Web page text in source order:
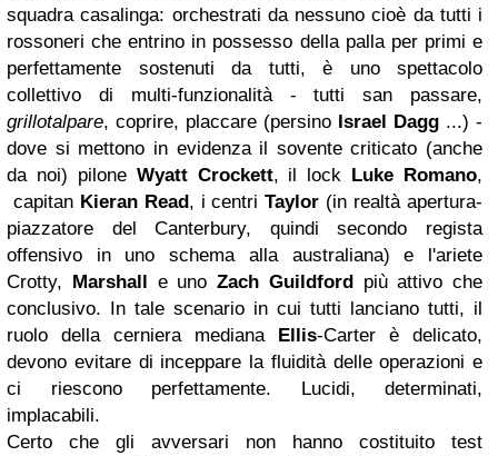
squadra casalinga: orchestrati da nessuno cioè da tutti i
rossoneri che entrino in possesso della palla per primi e
perfettamente sostenuti da tutti, è uno spettacolo
collettivo di multi-funzionalità - tutti san passare,
grillotalpare, coprire, placcare (persino Israel Dagg ...) -
dove si mettono in evidenza il sovente criticato (anche
da noi) pilone Wyatt Crockett, il lock Luke Romano,
capitan Kieran Read, i centriTaylor (in realtà apertura-
piazzatore del Canterbury, quindi secondo regista
offensivo in uno schema alla australiana) e l'ariete
Crotty, Marshall e uno Zach Guildfordpiù attivo che
conclusivo. In tale scenario in cui tutti lanciano tutti, il
ruolo della cerniera mediana Ellis-Carter è delicato,
devono evitare di inceppare la fluidità delle operazioni e
ci riescono perfettamente. Lucidi, determinati,
implacabili.
Certo che gli avversari non hanno costituito test